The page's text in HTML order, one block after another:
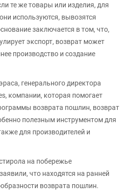
те же товары или изделия, для
используются, вывозятся
заключается в том, что,
экспорт, возврат может
производство и создание
генерального директора
компании, которая помогает
возврата пошлин, возврат
полезным инструментом для
для производителей и
на побережье
что находятся на ранней
возврата пошлин.